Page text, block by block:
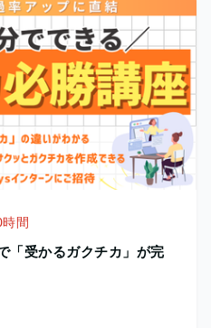
時間
「受かるガクチカ」が完